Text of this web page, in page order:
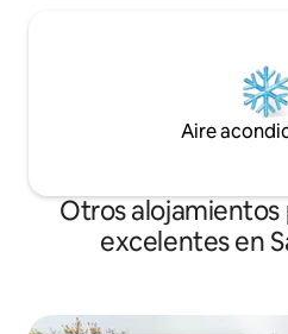
Aire
Otros alojamientos
excelentes en